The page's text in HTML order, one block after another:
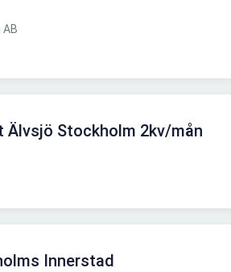
Älvsjö Stockholm 2kv/mån
Innerstad